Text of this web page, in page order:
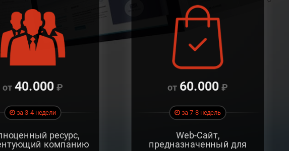
40.000
за 3-4 недели
ресурс,
компанию
60.000
за 7-8 недель
Web-Сайт,
предназначенный для